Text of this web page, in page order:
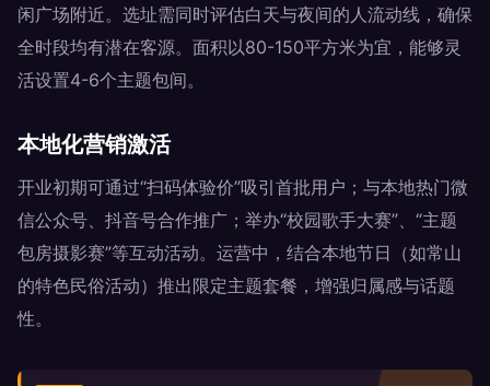
闲广场附近。选址需同时评估白天与夜间的人流动线，确保
全时段均有潜在客源。面积以80-150平方米为宜，能够灵
活设置4-6个主题包间。
本地化营销激活
开业初期可通过“扫码体验价”吸引首批用户；与本地热门微
信公众号、抖音号合作推广；举办“校园歌手大赛”、“主题
包房摄影赛”等互动活动。运营中，结合本地节日（如常山
的特色民俗活动）推出限定主题套餐，增强归属感与话题
性。